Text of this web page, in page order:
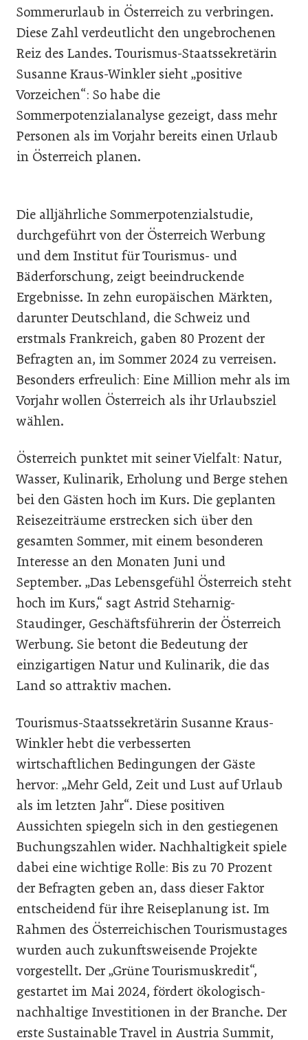
Sommerurlaub in Österreich zu verbringen.
Diese Zahl verdeutlicht den ungebrochenen
Reiz des Landes. Tourismus-Staatssekretärin
Susanne Kraus-Winkler sieht „positive
Vorzeichen“: So habe die
Sommerpotenzialanalyse gezeigt, dass mehr
Personen als im Vorjahr bereits einen Urlaub
in Österreich planen.
Die alljährliche Sommerpotenzialstudie,
durchgeführt von der Österreich Werbung
und dem Institut für Tourismus- und
Bäderforschung, zeigt beeindruckende
Ergebnisse. In zehn europäischen Märkten,
darunter Deutschland, die Schweiz und
erstmals Frankreich, gaben 80 Prozent der
Befragten an, im Sommer 2024 zu verreisen.
Besonders erfreulich: Eine Million mehr als im
Vorjahr wollen Österreich als ihr Urlaubsziel
wählen.
Österreich punktet mit seiner Vielfalt: Natur,
Wasser, Kulinarik, Erholung und Berge stehen
bei den Gästen hoch im Kurs. Die geplanten
Reisezeiträume erstrecken sich über den
gesamten Sommer, mit einem besonderen
Interesse an den Monaten Juni und
September. „Das Lebensgefühl Österreich steht
hoch im Kurs,“ sagt Astrid Steharnig-
Staudinger, Geschäftsführerin der Österreich
Werbung. Sie betont die Bedeutung der
einzigartigen Natur und Kulinarik, die das
Land so attraktiv machen.
Tourismus-Staatssekretärin Susanne Kraus-
Winkler hebt die verbesserten
wirtschaftlichen Bedingungen der Gäste
hervor: „Mehr Geld, Zeit und Lust auf Urlaub
als im letzten Jahr“. Diese positiven
Aussichten spiegeln sich in den gestiegenen
Buchungszahlen wider. Nachhaltigkeit spiele
dabei eine wichtige Rolle: Bis zu 70 Prozent
der Befragten geben an, dass dieser Faktor
entscheidend für ihre Reiseplanung ist. Im
Rahmen des Österreichischen Tourismustages
wurden auch zukunftsweisende Projekte
vorgestellt. Der „Grüne Tourismuskredit“,
gestartet im Mai 2024, fördert ökologisch-
nachhaltige Investitionen in der Branche. Der
erste Sustainable Travel in Austria Summit,